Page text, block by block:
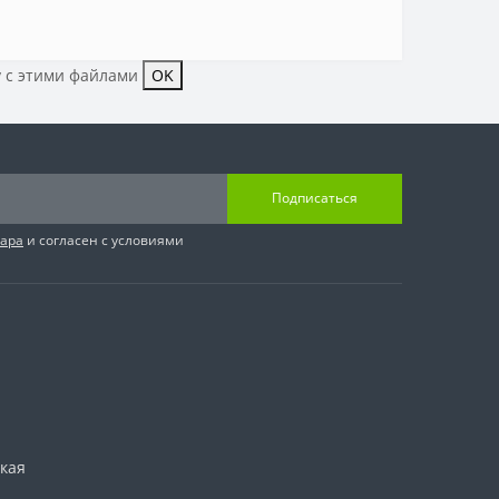
с этими файлами OK
Подписаться
и согласен с условиями